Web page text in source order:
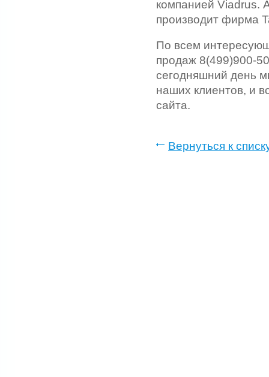
компанией Viadrus.
производит фирма
По всем
продаж 8(499)900-
сегодняшний день
наших клиентов, и
сайта.
Вернуться к